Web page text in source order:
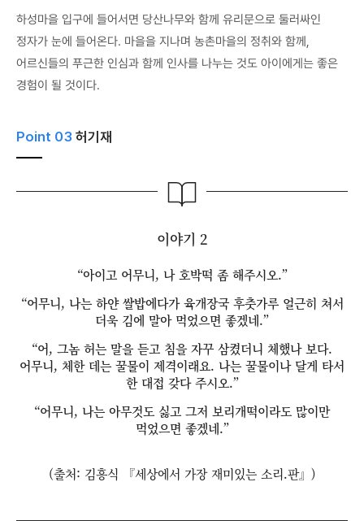
하성마을 입구에 들어서면 당산나무와 함께 유리문으로 둘러싸인
정자가 눈에 들어온다. 마을을 지나며 농촌마을의 정취와 함께,
어르신들의 푸근한 인심과 함께 인사를 나누는 것도 아이에게는 좋은
경험이 될 것이다.
Point 03 허기재
이야기 2
“아이고 어무니, 나 호박떡 좀 해주시오.”
“어무니, 나는 하얀 쌀밥에다가 육개장국 후춧가루 얼근히 쳐서
더욱 김에 말아 먹었으면 좋겠네.”
“어, 그놈 허는 말을 듣고 침을 자꾸 삼켰더니 체했나 보다.
어무니, 체한 데는 꿀물이 제격이래요. 나는 꿀물이나 달게 타서
한 대접 갖다 주시오.”
“어무니, 나는 아무것도 싫고 그저 보리개떡이라도 많이만
먹었으면 좋겠네.”
(출처: 김흥식 『세상에서 가장 재미있는 소리.판』)